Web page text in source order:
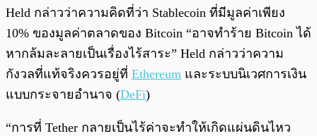
Held กล่าวว่าความคิดที่ว่า Stablecoin ที่มีมูลค่าเพียง
10% ของมูลค่าตลาดของ Bitcoin “อาจทำร้าย Bitcoin ได้
หากล้มละลายเป็นเรื่องไร้สาระ” Held กล่าวว่าความ
กังวลที่แท้จริงควรอยู่ที่ Ethereum และระบบนิเวศการเงิน
แบบกระจายอำนาจ (DeFi)
“การที่ Tether กลายเป็นไร้ค่าจะทำให้เกิดแผ่นดินไหว